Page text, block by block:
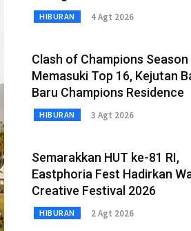
HIBURAN 4 Agt 2026
Clash of Champions Season
Memasuki Top 16, Kejutan
Baru Champions Residence
HIBURAN 3 Agt 2026
Semarakkan HUT ke-81 RI,
Eastphoria Fest Hadirkan
Creative Festival 2026
HIBURAN 2 Agt 2026